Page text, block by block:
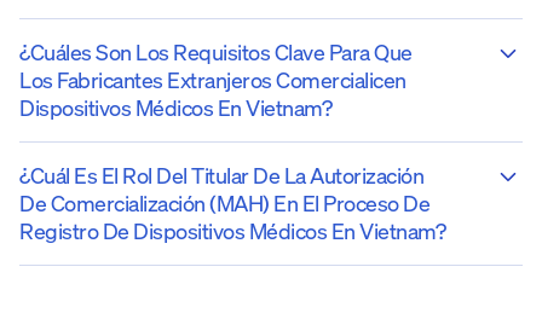
¿Cuáles Son Los Requisitos Clave Para Que
Los Fabricantes Extranjeros Comercialicen
Dispositivos Médicos En Vietnam?
¿Cuál Es El Rol Del Titular De La Autorización
De Comercialización (MAH) En El Proceso De
Registro De Dispositivos Médicos En Vietnam?